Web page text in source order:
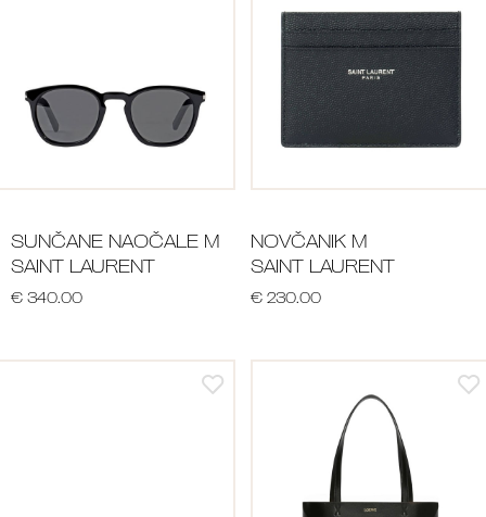
SUNČANE NAOČALE M
SAINT LAURENT
€ 340.00
NOVČANIK M
SAINT LAURENT
€ 230.00